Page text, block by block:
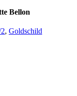
Bellon
, Goldschild